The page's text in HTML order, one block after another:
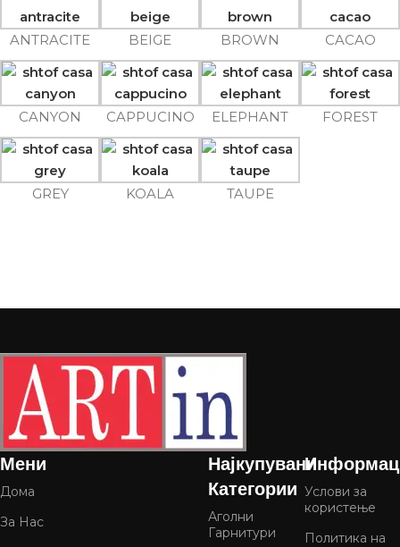
ANTRACITE BEIGE BROWN CACAO
CANYON CAPPUCINO ELEPHANT FOREST
GREY KOALA TAUPE
Мени
Дома
За Нас
Најкупувани
Категории
Аголни
Гарнитури
Услови за
користење
Политика на